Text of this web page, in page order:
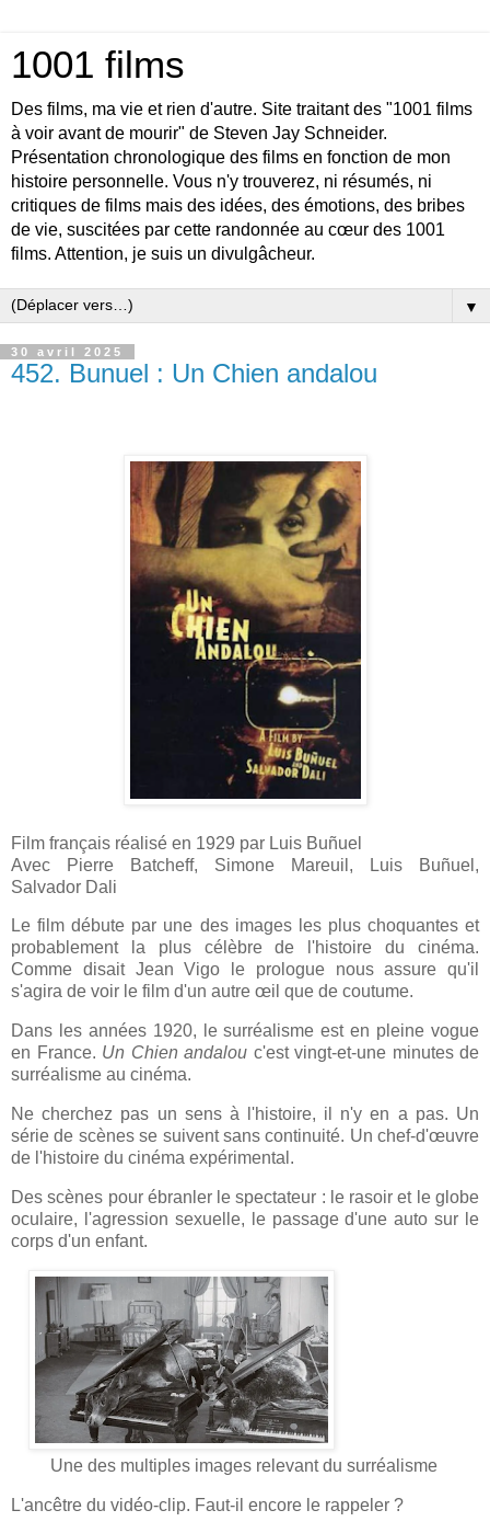
1001 films
Des films, ma vie et rien d'autre. Site traitant des "1001 films
à voir avant de mourir" de Steven Jay Schneider.
Présentation chronologique des films en fonction de mon
histoire personnelle. Vous n'y trouverez, ni résumés, ni
critiques de films mais des idées, des émotions, des bribes
de vie, suscitées par cette randonnée au cœur des 1001
films. Attention, je suis un divulgâcheur.
▼
30 avril 2025
452. Bunuel : Un Chien andalou
Film français réalisé en 1929 par Luis Buñuel
Avec Pierre Batcheff, Simone Mareuil, Luis Buñuel,
Salvador Dali
Le film débute par une des images les plus choquantes et
probablement la plus célèbre de l'histoire du cinéma.
Comme disait Jean Vigo le prologue nous assure qu'il
s'agira de voir le film d'un autre œil que de coutume.
Dans les années 1920, le surréalisme est en pleine vogue
en France. Un Chien andalou c'est vingt-et-une minutes de
surréalisme au cinéma.
Ne cherchez pas un sens à l'histoire, il n'y en a pas. Un
série de scènes se suivent sans continuité. Un chef-d'œuvre
de l'histoire du cinéma expérimental.
Des scènes pour ébranler le spectateur : le rasoir et le globe
oculaire, l'agression sexuelle, le passage d'une auto sur le
corps d'un enfant.
Une des multiples images relevant du surréalisme
L'ancêtre du vidéo-clip. Faut-il encore le rappeler ?